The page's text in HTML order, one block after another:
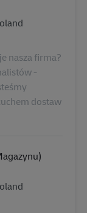
nasza firma?
-
dostaw